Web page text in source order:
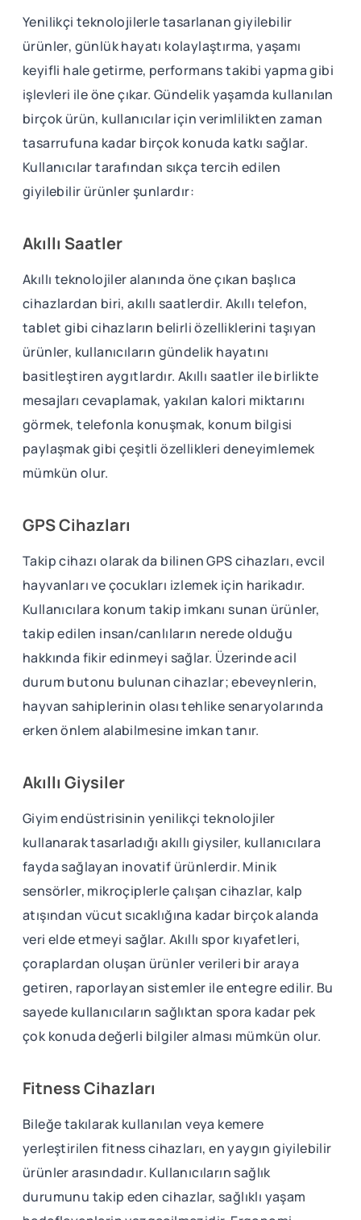
Yenilikçi teknolojilerle tasarlanan giyilebilir
ürünler, günlük hayatı kolaylaştırma, yaşamı
keyifli hale getirme, performans takibi yapma gibi
işlevleri ile öne çıkar. Gündelik yaşamda kullanılan
birçok ürün, kullanıcılar için verimlilikten zaman
tasarrufuna kadar birçok konuda katkı sağlar.
Kullanıcılar tarafından sıkça tercih edilen
giyilebilir ürünler şunlardır:
Akıllı Saatler
Akıllı teknolojiler alanında öne çıkan başlıca
cihazlardan biri, akıllı saatlerdir. Akıllı telefon,
tablet gibi cihazların belirli özelliklerini taşıyan
ürünler, kullanıcıların gündelik hayatını
basitleştiren aygıtlardır. Akıllı saatler ile birlikte
mesajları cevaplamak, yakılan kalori miktarını
görmek, telefonla konuşmak, konum bilgisi
paylaşmak gibi çeşitli özellikleri deneyimlemek
mümkün olur.
GPS Cihazları
Takip cihazı olarak da bilinen GPS cihazları, evcil
hayvanları ve çocukları izlemek için harikadır.
Kullanıcılara konum takip imkanı sunan ürünler,
takip edilen insan/canlıların nerede olduğu
hakkında fikir edinmeyi sağlar. Üzerinde acil
durum butonu bulunan cihazlar; ebeveynlerin,
hayvan sahiplerinin olası tehlike senaryolarında
erken önlem alabilmesine imkan tanır.
Akıllı Giysiler
Giyim endüstrisinin yenilikçi teknolojiler
kullanarak tasarladığı akıllı giysiler, kullanıcılara
fayda sağlayan inovatif ürünlerdir. Minik
sensörler, mikroçiplerle çalışan cihazlar, kalp
atışından vücut sıcaklığına kadar birçok alanda
veri elde etmeyi sağlar. Akıllı spor kıyafetleri,
çoraplardan oluşan ürünler verileri bir araya
getiren, raporlayan sistemler ile entegre edilir. Bu
sayede kullanıcıların sağlıktan spora kadar pek
çok konuda değerli bilgiler alması mümkün olur.
Fitness Cihazları
Bileğe takılarak kullanılan veya kemere
yerleştirilen fitness cihazları, en yaygın giyilebilir
ürünler arasındadır. Kullanıcıların sağlık
durumunu takip eden cihazlar, sağlıklı yaşam